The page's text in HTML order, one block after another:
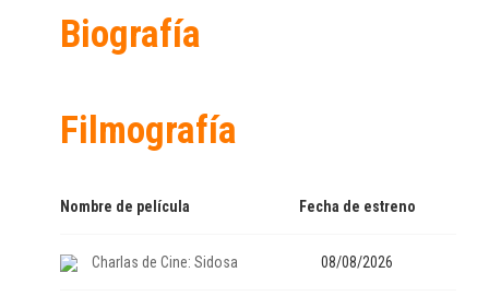
Biografía
Filmografía
Nombre de película Fecha de estreno
Charlas de Cine: Sidosa 08/08/2026